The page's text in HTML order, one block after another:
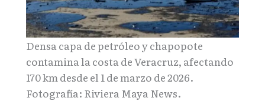
Densa capa de petróleo y chapopote
contamina la costa de Veracruz, afectando
170 km desde el 1 de marzo de 2026.
Fotografía: Riviera Maya News.